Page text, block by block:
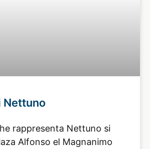
Nettuno
rappresenta Nettuno si
Alfonso el Magnanimo